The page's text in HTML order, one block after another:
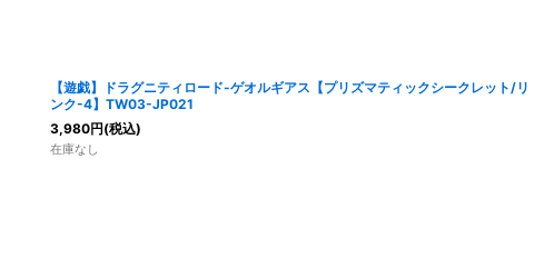
【遊戯】ドラグニティロード-ゲオルギアス【プリズマティックシークレット/リ
ンク-4】TW03-JP021
3,980円(税込)
在庫なし